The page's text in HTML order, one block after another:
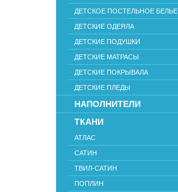
ДЕТСКОЕ ПОСТЕЛЬНОЕ БЕЛЬЕ
ДЕТСКИЕ ОДЕЯЛА
ДЕТСКИЕ ПОДУШКИ
ДЕТСКИЕ МАТРАСЫ
ДЕТСКИЕ ПОКРЫВАЛА
ДЕТСКИЕ ПЛЕДЫ
НАПОЛНИТЕЛИ
ТКАНИ
АТЛАС
САТИН
ТВИЛ-САТИН
ПОПЛИН